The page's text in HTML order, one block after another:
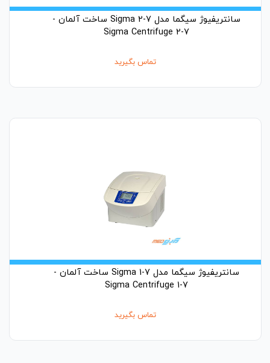
سانتریفیوژ سیگما مدل Sigma 2-7 ساخت آلمان -
Sigma Centrifuge 2-7
تماس بگیرید
سانتریفیوژ سیگما مدل Sigma 1-7 ساخت آلمان -
Sigma Centrifuge 1-7
تماس بگیرید